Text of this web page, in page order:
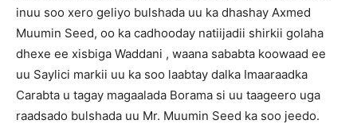
inuu soo xero geliyo bulshada uu ka dhashay Axmed
Muumin Seed, oo ka cadhooday natiijadii shirkii golaha
dhexe ee xisbiga Waddani , waana sababta koowaad ee
uu Saylici markii uu ka soo laabtay dalka Imaaraadka
Carabta u tagay magaalada Borama si uu taageero uga
raadsado bulshada uu Mr. Muumin Seed ka soo jeedo.